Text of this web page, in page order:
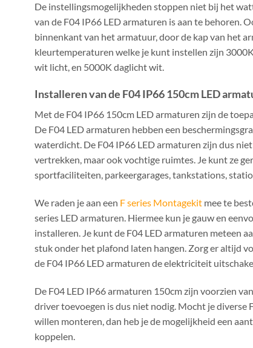
De instellingsmogelijkheden stoppen niet bij het
van de F04 IP66 LED armaturen is aan te behoren.
binnenkant van het armatuur, door de kap van het
kleurtemperaturen welke je kunt instellen zijn
wit licht, en 5000K daglicht wit.
Installeren van de F04 IP66 150cm LED
Met de F04 IP66 150cm LED armaturen zijn de
De F04 LED armaturen hebben een
waterdicht. De F04 IP66 LED armaturen zijn dus
vertrekken, maar ook vochtige ruimtes. Je kunt ze
sportfaciliteiten, parkeergarages, tankstations,
We raden je aan een F series Montagekit mee te
series LED armaturen. Hiermee kun je gauw en
installeren. Je kunt de F04 LED armaturen meteen
stuk onder het plafond laten hangen. Zorg er altijd
de F04 IP66 LED armaturen de elektriciteit
De F04 LED IP66 armaturen 150cm zijn voorzien
driver toevoegen is dus niet nodig. Mocht je diverse
willen monteren, dan heb je de mogelijkheid een
koppelen.